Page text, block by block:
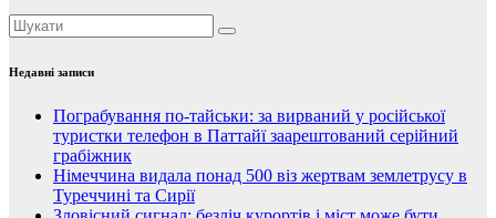
Недавні записи
Пограбування по-тайськи: за вирваний у російської
туристки телефон в Паттайї заарештований серійний
грабіжник
Німеччина видала понад 500 віз жертвам землетрусу в
Туреччині та Сирії